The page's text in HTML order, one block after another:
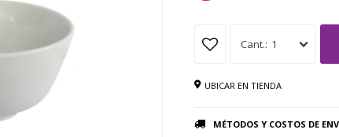
1
UBICAR EN TIENDA
MÉTODOS Y COSTOS DE